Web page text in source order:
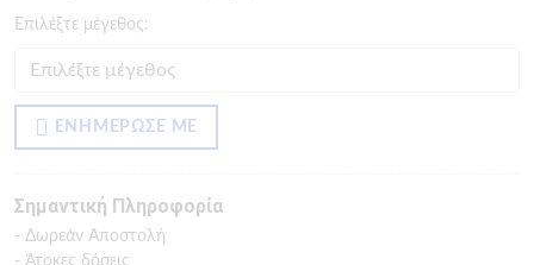
Eπιλέξτε μέγεθος:
ΕΝΗΜΕΡΩΣΕ ΜΕ
Σημαντική Πληροφορία
- Δωρεάν Αποστολή
- Άτοκες δόσεις